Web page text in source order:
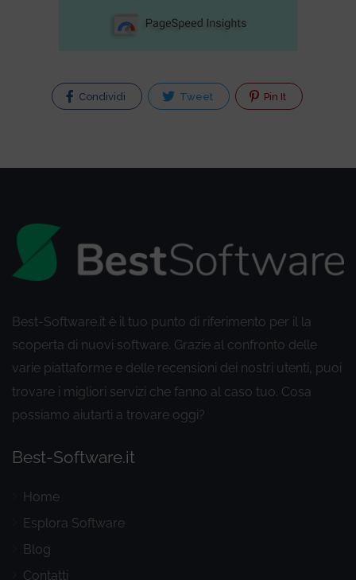
Condividi Tweet Pin It
Best-Software.it è il tuo punto di riferimento per il la
scoperta di nuovi software. Grazie al confronto delle
varie piattaforme e delle recensioni dei nostri utenti, puoi
trovare i migliori servizi che fanno al caso tuo. Cosa
possiamo aiutarti a trovare oggi?
Best-Software.it
Home
Esplora Software
Blog
Contatti